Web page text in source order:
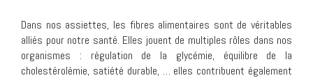
Dans nos assiettes, les fibres alimentaires sont de véritables
alliés pour notre santé. Elles jouent de multiples rôles dans nos
organismes : régulation de la glycémie, équilibre de la
cholestérolémie, satiété durable, … elles contribuent également